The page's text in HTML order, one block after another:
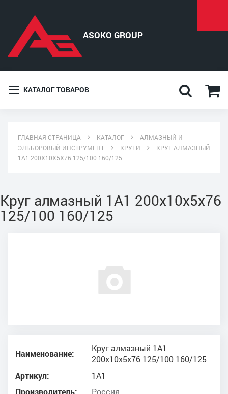
КАТАЛОГ ТОВАРОВ
ГЛАВНАЯ СТРАНИЦА КАТАЛОГ
АЛМАЗНЫЙ И
ЭЛЬБОРОВЫЙ ИНСТРУМЕНТ
КРУГИ
КРУГ АЛМАЗНЫЙ
1A1 200X10X5X76 125/100 160/125
Круг алмазный 1A1 200x10x5x76
125/100 160/125
Наименование:
Круг алмазный 1A1
200x10x5x76 125/100 160/125
Артикул:
1A1
Производитель:
Россия